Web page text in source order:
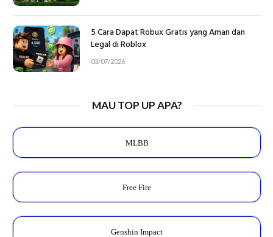
5 Cara Dapat Robux Gratis yang Aman dan
Legal di Roblox
03/07/2026
MAU TOP UP APA?
MLBB
Free Fire
Genshin Impact